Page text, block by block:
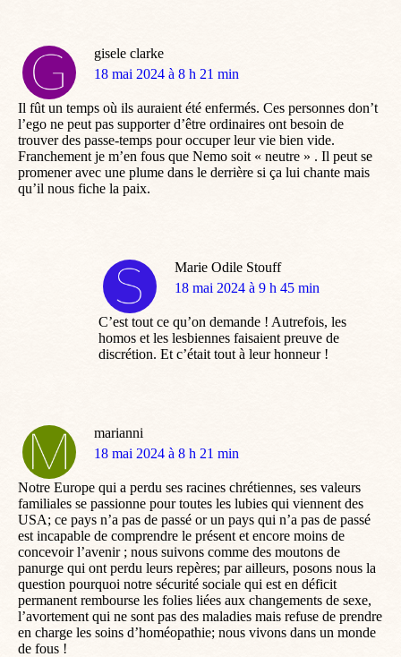
gisele clarke
dit
18 mai 2024 à 8 h 21 min
Il fût un temps où ils auraient été enfermés. Ces personnes don’t
l’ego ne peut pas supporter d’être ordinaires ont besoin de
trouver des passe-temps pour occuper leur vie bien vide.
Franchement je m’en fous que Nemo soit « neutre » . Il peut se
promener avec une plume dans le derrière si ça lui chante mais
qu’il nous fiche la paix.
Marie Odile Stouff
dit
18 mai 2024 à 9 h 45 min
C’est tout ce qu’on demande ! Autrefois, les
homos et les lesbiennes faisaient preuve de
discrétion. Et c’était tout à leur honneur !
marianni
dit
18 mai 2024 à 8 h 21 min
Notre Europe qui a perdu ses racines chrétiennes, ses valeurs
familiales se passionne pour toutes les lubies qui viennent des
USA; ce pays n’a pas de passé or un pays qui n’a pas de passé
est incapable de comprendre le présent et encore moins de
concevoir l’avenir ; nous suivons comme des moutons de
panurge qui ont perdu leurs repères; par ailleurs, posons nous la
question pourquoi notre sécurité sociale qui est en déficit
permanent rembourse les folies liées aux changements de sexe,
l’avortement qui ne sont pas des maladies mais refuse de prendre
en charge les soins d’homéopathie; nous vivons dans un monde
de fous !